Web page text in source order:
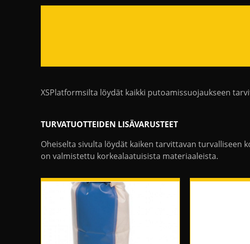
XSPlatformsilta löydät kaikki putoamissuojaukseen
TURVATUOTTEIDEN LISÄVARUSTEET
Oheiselta sivulta löydät kaiken tarvittavan turvalliseen
on valmistettu korkealaatuisista materiaaleista.